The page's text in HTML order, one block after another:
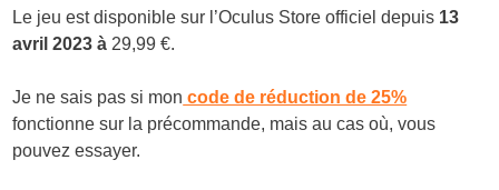
Le jeu est disponible sur l’Oculus Store officiel depuis 13
avril 2023 à 29,99 €.
Je ne sais pas si mon code de réduction de 25%
fonctionne sur la précommande, mais au cas où, vous
pouvez essayer.